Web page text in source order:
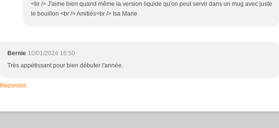
<br /> J'aime bien quand même la version liquide qu'on peut servir dans un mug avec juste
le bouillon <br /> Amitiés<br /> Isa Marie
Bernie 10/01/2024 16:50
Très appétissant pour bien débuter l'année.
Répondre